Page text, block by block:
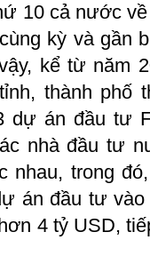
10 cả nước
kỳ và gần
kể từ năm
thành phố
dự án đầu tư
nhà đầu tư
nhau, trong
án đầu tư
4 tỷ USD,